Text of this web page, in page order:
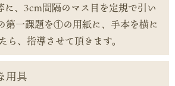
、3cm間隔のマス目を定規で引い
第一課題を①の用紙に、手本を横に
ら、指導させて頂きます。
用具